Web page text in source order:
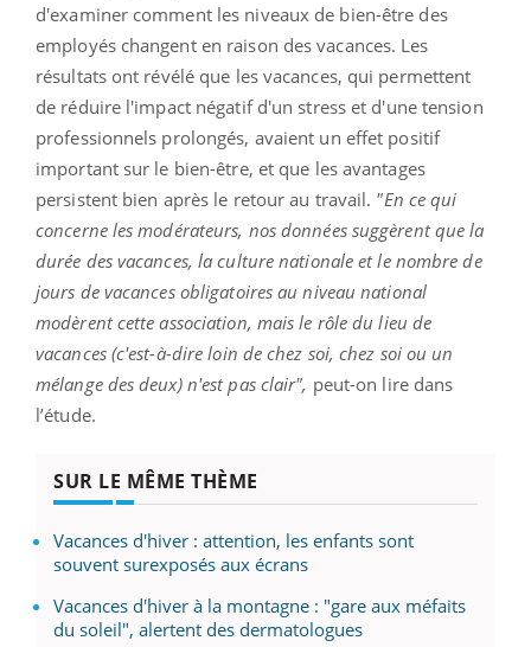
d'examiner comment les niveaux de bien-être des
employés changent en raison des vacances. Les
résultats ont révélé que les vacances, qui permettent
de réduire l'impact négatif d'un stress et d'une tension
professionnels prolongés, avaient un effet positif
important sur le bien-être, et que les avantages
persistent bien après le retour au travail. "En ce qui
concerne les modérateurs, nos données suggèrent que la
durée des vacances, la culture nationale et le nombre de
jours de vacances obligatoires au niveau national
modèrent cette association, mais le rôle du lieu de
vacances (c'est-à-dire loin de chez soi, chez soi ou un
mélange des deux) n'est pas clair", peut-on lire dans
l’étude.
SUR LE MÊME THÈME
Vacances d'hiver : attention, les enfants sont
souvent surexposés aux écrans
Vacances d'hiver à la montagne : "gare aux méfaits
du soleil", alertent des dermatologues